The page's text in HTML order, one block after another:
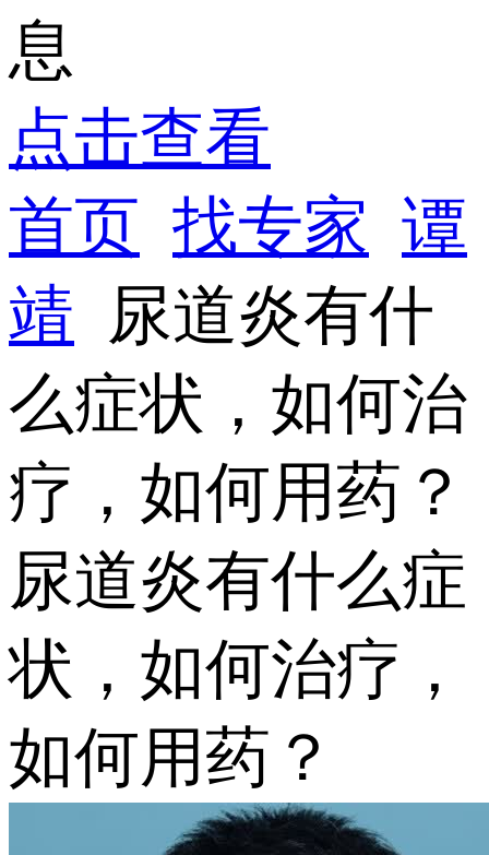
息
点击查看
首页 找专家 谭
靖 尿道炎有什
么症状，如何治
疗，如何用药？
尿道炎有什么症
状，如何治疗，
如何用药？